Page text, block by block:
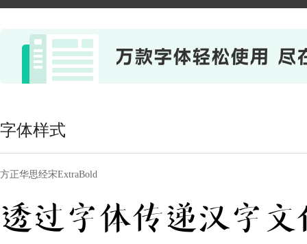
字体样式
方正华思经宋ExtraBold
透过字体传递汉字文